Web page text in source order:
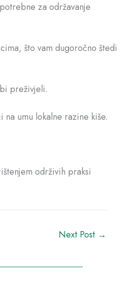
za održavanje
što vam dugoročno štedi
preživjeli.
umu lokalne razine kiše.
održivih praksi
Next Post →